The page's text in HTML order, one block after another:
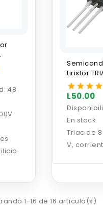
48
tiristor
BT137
L50.00
En stock
Triac de 8
V,
1-16 de 16 artículo(s)